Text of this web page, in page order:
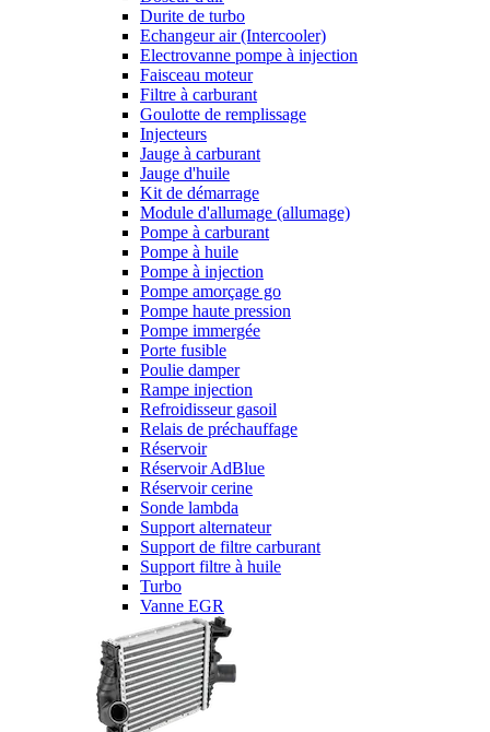
Durite de turbo
Echangeur air (Intercooler)
Electrovanne pompe à injection
Faisceau moteur
Filtre à carburant
Goulotte de remplissage
Injecteurs
Jauge à carburant
Jauge d'huile
Kit de démarrage
Module d'allumage (allumage)
Pompe à carburant
Pompe à huile
Pompe à injection
Pompe amorçage go
Pompe haute pression
Pompe immergée
Porte fusible
Poulie damper
Rampe injection
Refroidisseur gasoil
Relais de préchauffage
Réservoir
Réservoir AdBlue
Réservoir cerine
Sonde lambda
Support alternateur
Support de filtre carburant
Support filtre à huile
Turbo
Vanne EGR